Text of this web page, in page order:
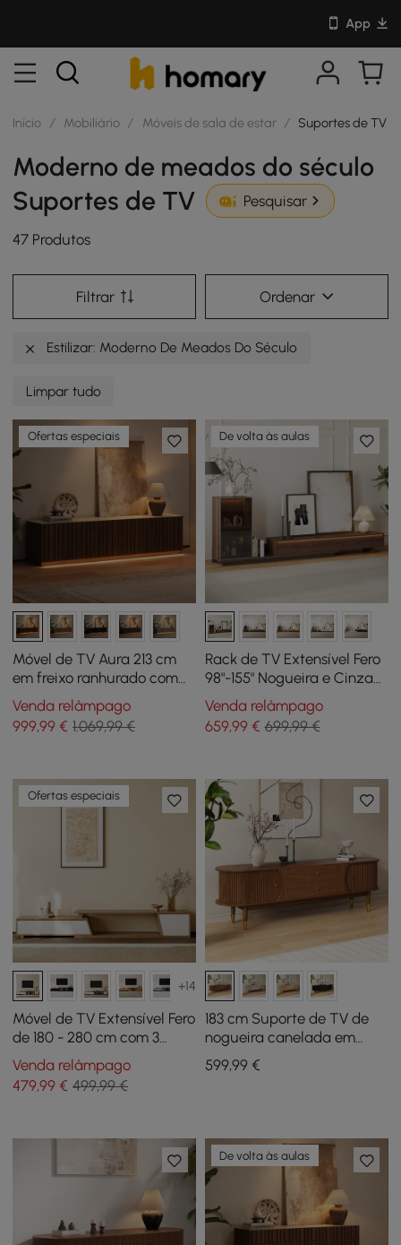
App
Início / Mobiliário / Móveis de sala de estar / Suportes de TV
Moderno de meados do século
Suportes de TV
Pesquisar
47 Produtos
Filtrar Ordenar
Estilizar: Moderno De Meados Do Século
Limpar tudo
Ofertas especiais
Móvel de TV Aura 213 cm
em freixo ranhurado com
tampo de pedra
sinterizada e luz LED -
nogueira
Venda relâmpago
999,99 € 1.069,99 €
De volta às aulas
Rack de TV Extensível Fero
98"-155" Nogueira e Cinza
com Estante e Luz LED
Venda relâmpago
659,99€ 699,99 €
Ofertas especiais
+14
Móvel de TV Extensível Fero
de 180 - 280 cm com 3
Gavetas
Venda relâmpago
479,99 € 499,99 €
183 cm Suporte de TV de
nogueira canelada em
madeira de freixo com
arrumação
599,99€
De volta às aulas